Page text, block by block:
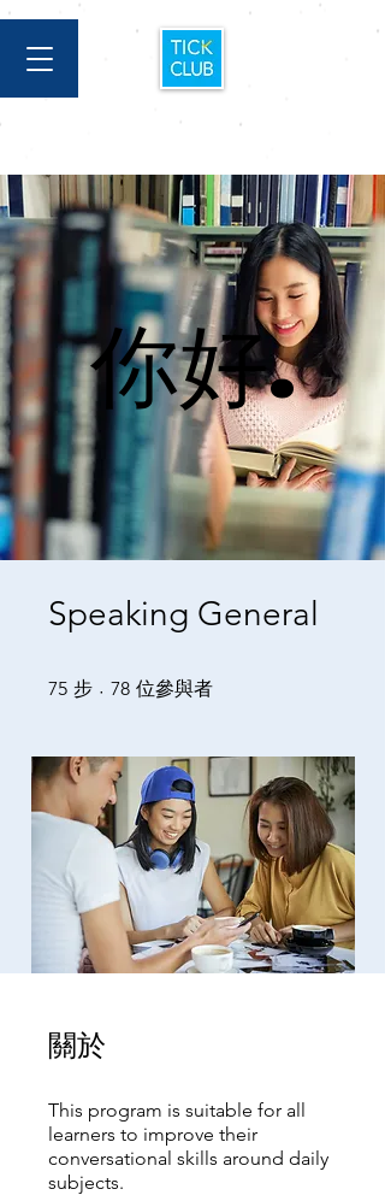
你好.
你好.
Speaking General
75 步 75 步78 位參與者
關於
This program is suitable for all
learners to improve their
conversational skills around daily
subjects.